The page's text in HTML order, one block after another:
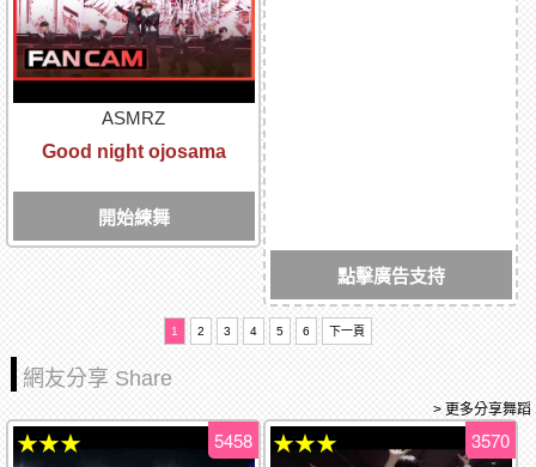
ASMRZ
Good night ojosama
開始練舞
點擊廣告支持
1 2 3 4 5 6 下一頁
網友分享 Share
> 更多分享舞蹈
5458
★★★ 3570
★★★